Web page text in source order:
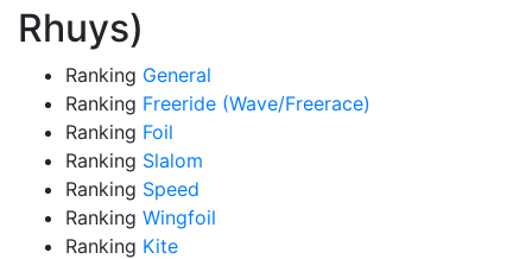
Rhuys)
Ranking General
Ranking Freeride (Wave/Freerace)
Ranking Foil
Ranking Slalom
Ranking Speed
Ranking Wingfoil
Ranking Kite